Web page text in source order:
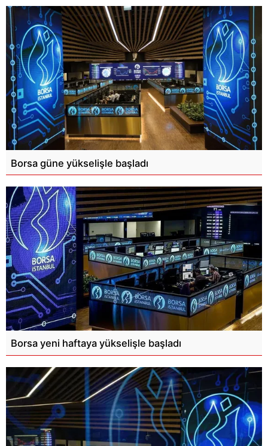
Borsa güne yükselişle başladı
Borsa yeni haftaya yükselişle başladı